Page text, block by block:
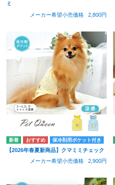
ミ
メーカー希望小売価格
2,800円
保冷剤用ポケット付き
【2026年春夏新商品】クマミミチェック
メーカー希望小売価格
2,900円